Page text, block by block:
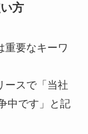
方
重要なキーワ
ースで「当社
中です」と記